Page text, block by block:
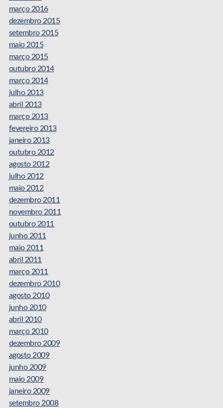
março 2016
dezembro 2015
setembro 2015
maio 2015
março 2015
outubro 2014
março 2014
julho 2013
abril 2013
março 2013
fevereiro 2013
janeiro 2013
outubro 2012
agosto 2012
julho 2012
maio 2012
dezembro 2011
novembro 2011
outubro 2011
junho 2011
maio 2011
abril 2011
março 2011
dezembro 2010
agosto 2010
junho 2010
abril 2010
março 2010
dezembro 2009
agosto 2009
junho 2009
maio 2009
janeiro 2009
setembro 2008